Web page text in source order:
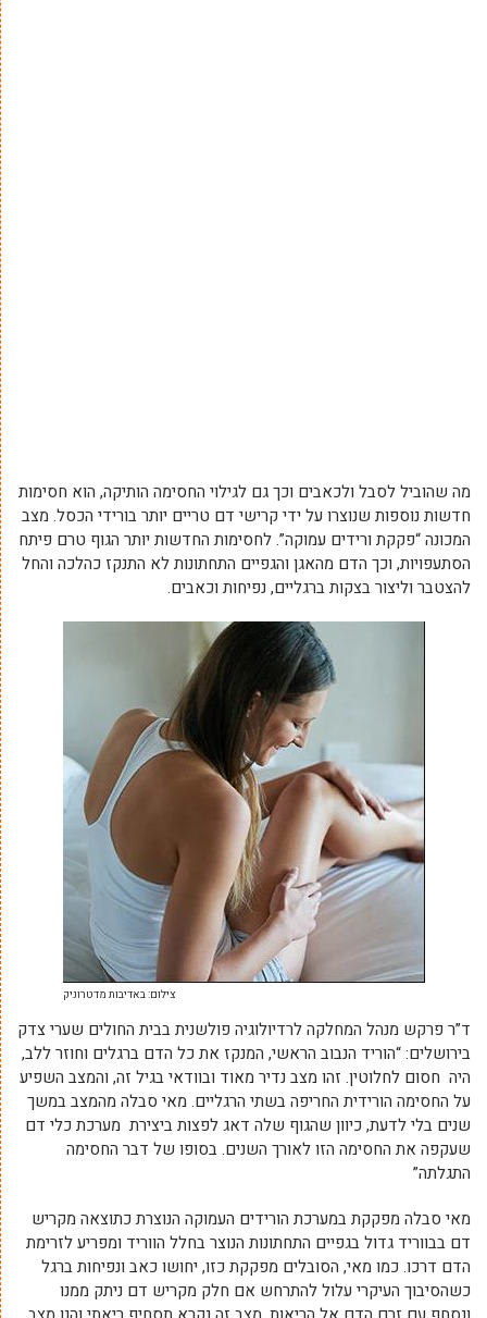
מה שהוביל לסבל ולכאבים וכך גם לגילוי החסימה הותיקה, הוא חסימות
חדשות נוספות שנוצרו על ידי קרישי דם טריים יותר בורידי הכסל. מצב
המכונה “פקקת ורידים עמוקה”. לחסימות החדשות יותר הגוף טרם פיתח
הסתעפויות, וכך הדם מהאגן והגפיים התחתונות לא התנקז כהלכה והחל
להצטבר וליצור בצקות ברגליים, נפיחות וכאבים.
צילום: באדיבות מדטרוניק
ד”ר פרקש מנהל המחלקה לרדיולוגיה פולשנית בבית החולים שערי צדק
בירושלים: “הוריד הנבוב הראשי, המנקז את כל הדם ברגלים וחוזר ללב,
היה חסום לחלוטין. זהו מצב נדיר מאוד ובוודאי בגיל זה, והמצב השפיע
על החסימה הורידית החריפה בשתי הרגליים. מאי סבלה מהמצב במשך
שנים בלי לדעת, כיוון שהגוף שלה דאג לפצות ביצירת מערכת כלי דם
שעקפה את החסימה הזו לאורך השנים. בסופו של דבר החסימה
התגלתה”
מאי סבלה מפקקת במערכת הורידים העמוקה הנוצרת כתוצאה מקריש
דם בבווריד גדול בגפיים התחתונות הנוצר בחלל הווריד ומפריע לזרימת
הדם דרכו. כמו מאי, הסובלים מפקקת כזו, יחושו כאב ונפיחות ברגל
כשהסיבוך העיקרי עלול להתרחש אם חלק מקריש דם ניתק ממנו